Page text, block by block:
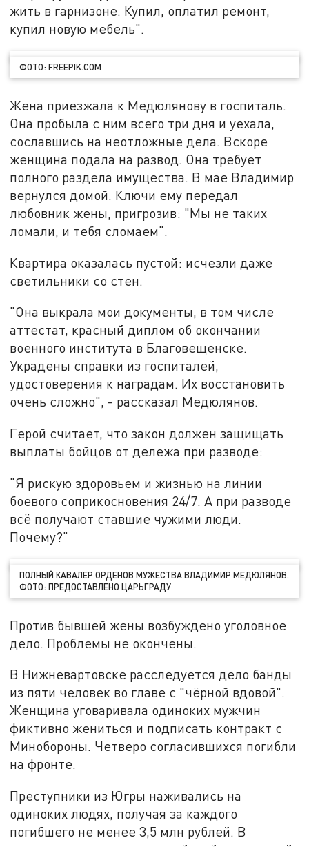
жить в гарнизоне. Купил, оплатил ремонт,
купил новую мебель".
ФОТО: FREEPIK.COM
Жена приезжала к Медюлянову в госпиталь.
Она пробыла с ним всего три дня и уехала,
сославшись на неотложные дела. Вскоре
женщина подала на развод. Она требует
полного раздела имущества. В мае Владимир
вернулся домой. Ключи ему передал
любовник жены, пригрозив: "Мы не таких
ломали, и тебя сломаем".
Квартира оказалась пустой: исчезли даже
светильники со стен.
"Она выкрала мои документы, в том числе
аттестат, красный диплом об окончании
военного института в Благовещенске.
Украдены справки из госпиталей,
удостоверения к наградам. Их восстановить
очень сложно", - рассказал Медюлянов.
Герой считает, что закон должен защищать
выплаты бойцов от дележа при разводе:
"Я рискую здоровьем и жизнью на линии
боевого соприкосновения 24/7. А при разводе
всё получают ставшие чужими люди.
Почему?"
ПОЛНЫЙ КАВАЛЕР ОРДЕНОВ МУЖЕСТВА ВЛАДИМИР МЕДЮЛЯНОВ.
ФОТО: ПРЕДОСТАВЛЕНО ЦАРЬГРАДУ
Против бывшей жены возбуждено уголовное
дело. Проблемы не окончены.
В Нижневартовске расследуется дело банды
из пяти человек во главе с "чёрной вдовой".
Женщина уговаривала одиноких мужчин
фиктивно жениться и подписать контракт с
Минобороны. Четверо согласившихся погибли
на фронте.
Преступники из Югры наживались на
одиноких людях, получая за каждого
погибшего не менее 3,5 млн рублей. В